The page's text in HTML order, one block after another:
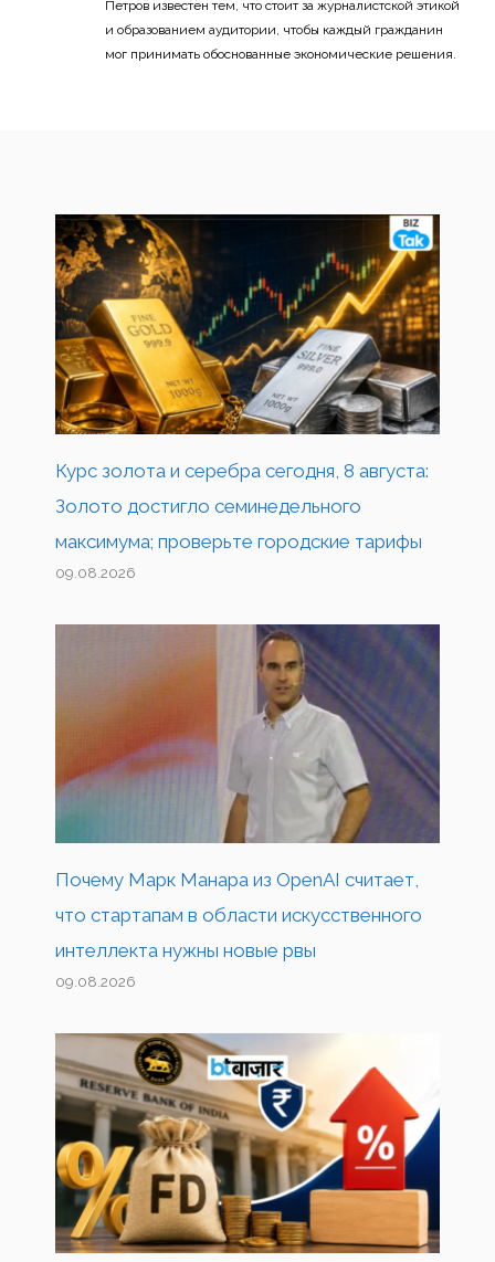
Петров известен тем, что стоит за журналистской этикой
и образованием аудитории, чтобы каждый гражданин
мог принимать обоснованные экономические решения.
Курс золота и серебра сегодня, 8 августа:
Золото достигло семинедельного
максимума; проверьте городские тарифы
09.08.2026
Почему Марк Манара из OpenAI считает,
что стартапам в области искусственного
интеллекта нужны новые рвы
09.08.2026